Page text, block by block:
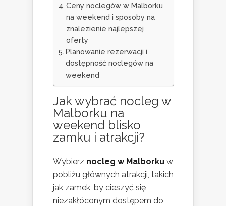
Ceny noclegów w Malborku
na weekend i sposoby na
znalezienie najlepszej
oferty
Planowanie rezerwacji i
dostępność noclegów na
weekend
Jak wybrać nocleg w
Malborku na
weekend blisko
zamku i atrakcji?
Wybierz nocleg w Malborku w
pobliżu głównych atrakcji, takich
jak zamek, by cieszyć się
niezakłóconym dostępem do